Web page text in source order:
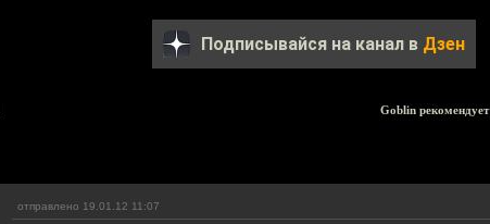
Подписывайся на канал в Дзен
Goblin рекомендует
отправлено 19.01.12 11:07